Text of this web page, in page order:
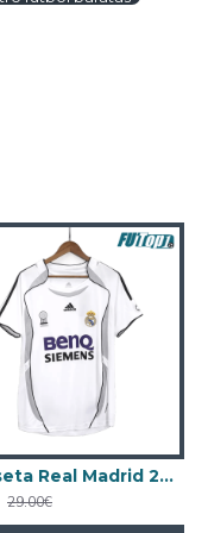
Camiseta Real Madrid 2006/07 Local Retro Blanco
29.00€